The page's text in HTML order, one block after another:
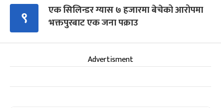
९
एक सिलिन्डर ग्यास ७ हजारमा बेचेको आरोपमा
भक्तपुरबाट एक जना पक्राउ
Advertisment